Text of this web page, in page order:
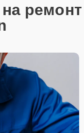
ремонт